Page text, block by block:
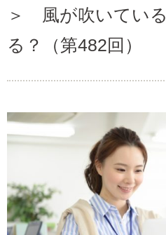
＞ 風が吹いてい
る？（第482回）